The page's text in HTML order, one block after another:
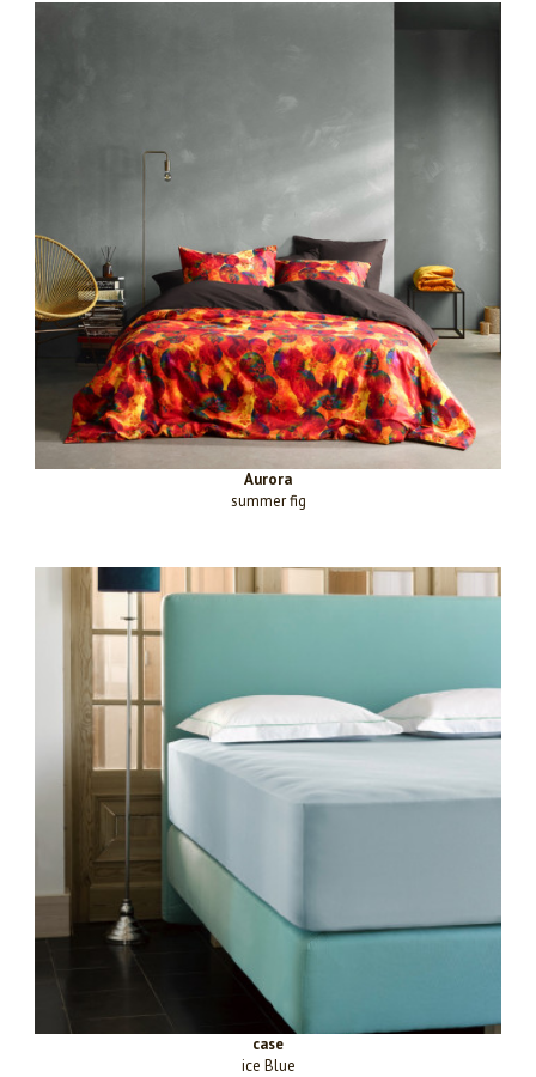
Aurora
summer fig
case
ice Blue